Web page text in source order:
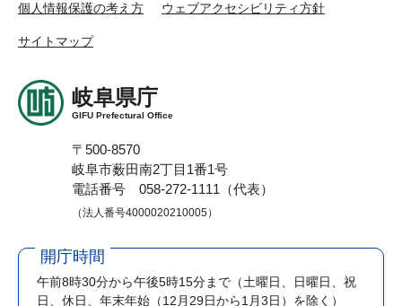
個人情報保護の考え方 ウェブアクセシビリティ方針
サイトマップ
岐阜県庁
GIFU Prefectural Office
〒500-8570
岐阜市薮田南2丁目1番1号
電話番号 058-272-1111（代表）
（法人番号4000020210005）
開庁時間
午前8時30分から午後5時15分まで （土曜日、日曜日、祝
日、休日、年末年始（12月29日から1月3日）を除く）